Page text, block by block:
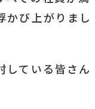
かび上がりまし
している皆さん